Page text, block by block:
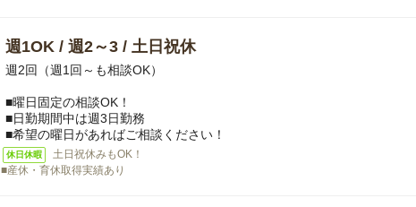
週1OK / 週2～3 / 土日祝休
週2回（週1回～も相談OK）
■曜日固定の相談OK！
■日勤期間中は週3日勤務
■希望の曜日があればご相談ください！
休日休暇
土日祝休みもOK！
■産休・育休取得実績あり